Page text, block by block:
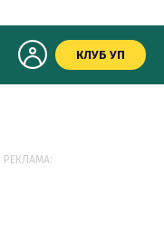
КЛУБ УП
РЕКЛАМА: